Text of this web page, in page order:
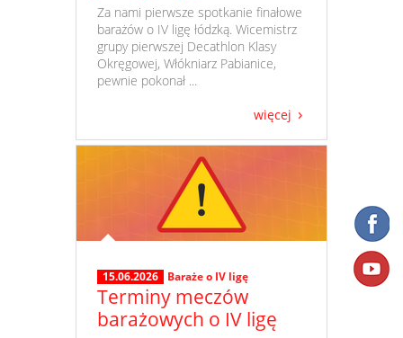
​ Za nami pierwsze spotkanie finałowe
barażów o IV ligę łódzką. Wicemistrz
grupy pierwszej Decathlon Klasy
Okręgowej, Włókniarz Pabianice,
pewnie pokonał ...
więcej
15.06.2026 Baraże o IV ligę
Terminy meczów
barażowych o IV ligę